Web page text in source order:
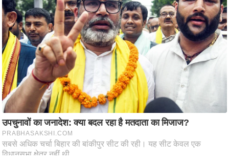
म
यि
क
मा
तृ
भू
मि
स्तं
भ
ए
म